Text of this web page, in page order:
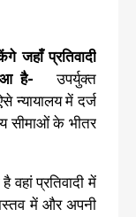
जहाँ प्रतिवादी
हुआ है-
उपर्युक्त
न्यायालय में दर्ज
सीमाओं के भीतर
वहां प्रतिवादी में
में और अपनी